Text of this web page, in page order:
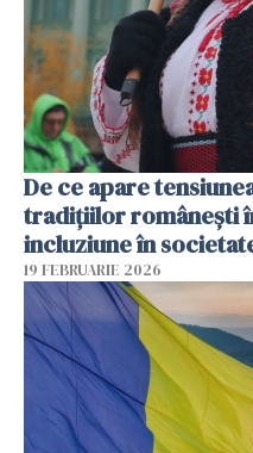
De ce apare
tradițiilor românești
incluziune în
19 FEBRUARIE 2026